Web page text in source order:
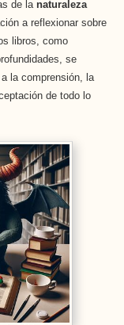
de lanaturaleza
a reflexionar sobre
libros, como
se
la comprensión, la
de todo lo